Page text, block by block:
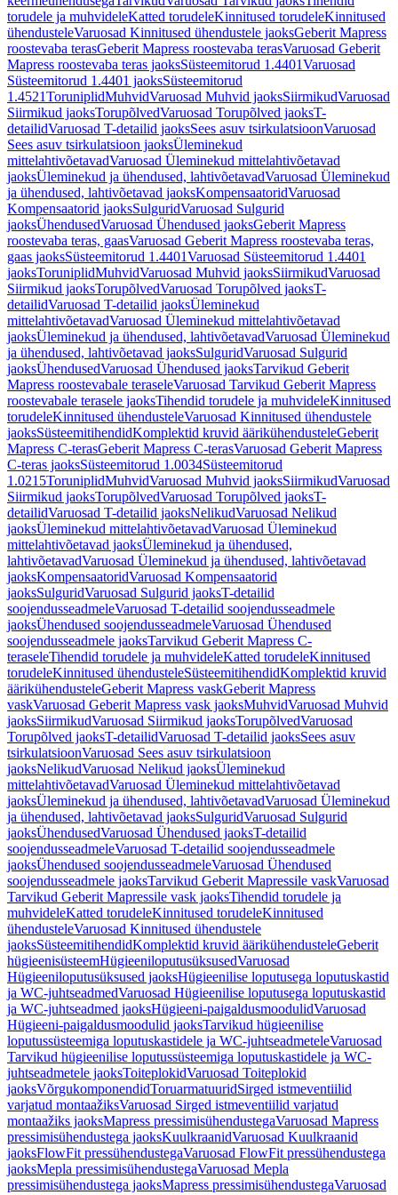
torudele ja muhvideleKatted torudeleKinnitused torudeleKinnitused
ühendusteleVaruosad Kinnitused ühendustele jaoksGeberit Mapress
roostevaba terasGeberit Mapress roostevaba terasVaruosad Geberit
Mapress roostevaba teras jaoksSüsteemitorud 1.4401Varuosad
Süsteemitorud 1.4401 jaoksSüsteemitorud
1.4521ToruniplidMuhvidVaruosad Muhvid jaoksSiirmikudVaruosad
Siirmikud jaoksTorupõlvedVaruosad Torupõlved jaoksT-
detailidVaruosad T-detailid jaoksSees asuv tsirkulatsioonVaruosad
Sees asuv tsirkulatsioon jaoksÜleminekud
mittelahtivõetavadVaruosad Üleminekud mittelahtivõetavad
jaoksÜleminekud ja ühendused, lahtivõetavadVaruosad Üleminekud
ja ühendused, lahtivõetavad jaoksKompensaatoridVaruosad
Kompensaatorid jaoksSulguridVaruosad Sulgurid
jaoksÜhendusedVaruosad Ühendused jaoksGeberit Mapress
roostevaba teras, gaasVaruosad Geberit Mapress roostevaba teras,
gaas jaoksSüsteemitorud 1.4401Varuosad Süsteemitorud 1.4401
jaoksToruniplidMuhvidVaruosad Muhvid jaoksSiirmikudVaruosad
Siirmikud jaoksTorupõlvedVaruosad Torupõlved jaoksT-
detailidVaruosad T-detailid jaoksÜleminekud
mittelahtivõetavadVaruosad Üleminekud mittelahtivõetavad
jaoksÜleminekud ja ühendused, lahtivõetavadVaruosad Üleminekud
ja ühendused, lahtivõetavad jaoksSulguridVaruosad Sulgurid
jaoksÜhendusedVaruosad Ühendused jaoksTarvikud Geberit
Mapress roostevabale teraseleVaruosad Tarvikud Geberit Mapress
roostevabale terasele jaoksTihendid torudele ja muhvideleKinnitused
torudeleKinnitused ühendusteleVaruosad Kinnitused ühendustele
jaoksSüsteemitihendidKomplektid kruvid äärikühendusteleGeberit
Mapress C-terasGeberit Mapress C-terasVaruosad Geberit Mapress
C-teras jaoksSüsteemitorud 1.0034Süsteemitorud
1.0215ToruniplidMuhvidVaruosad Muhvid jaoksSiirmikudVaruosad
Siirmikud jaoksTorupõlvedVaruosad Torupõlved jaoksT-
detailidVaruosad T-detailid jaoksNelikudVaruosad Nelikud
jaoksÜleminekud mittelahtivõetavadVaruosad Üleminekud
mittelahtivõetavad jaoksÜleminekud ja ühendused,
lahtivõetavadVaruosad Üleminekud ja ühendused, lahtivõetavad
jaoksKompensaatoridVaruosad Kompensaatorid
jaoksSulguridVaruosad Sulgurid jaoksT-detailid
soojendusseadmeleVaruosad T-detailid soojendusseadmele
jaoksÜhendused soojendusseadmeleVaruosad Ühendused
soojendusseadmele jaoksTarvikud Geberit Mapress C-
teraseleTihendid torudele ja muhvideleKatted torudeleKinnitused
torudeleKinnitused ühendusteleSüsteemitihendidKomplektid kruvid
äärikühendusteleGeberit Mapress vaskGeberit Mapress
vaskVaruosad Geberit Mapress vask jaoksMuhvidVaruosad Muhvid
jaoksSiirmikudVaruosad Siirmikud jaoksTorupõlvedVaruosad
Torupõlved jaoksT-detailidVaruosad T-detailid jaoksSees asuv
tsirkulatsioonVaruosad Sees asuv tsirkulatsioon
jaoksNelikudVaruosad Nelikud jaoksÜleminekud
mittelahtivõetavadVaruosad Üleminekud mittelahtivõetavad
jaoksÜleminekud ja ühendused, lahtivõetavadVaruosad Üleminekud
ja ühendused, lahtivõetavad jaoksSulguridVaruosad Sulgurid
jaoksÜhendusedVaruosad Ühendused jaoksT-detailid
soojendusseadmeleVaruosad T-detailid soojendusseadmele
jaoksÜhendused soojendusseadmeleVaruosad Ühendused
soojendusseadmele jaoksTarvikud Geberit Mapressile vaskVaruosad
Tarvikud Geberit Mapressile vask jaoksTihendid torudele ja
muhvideleKatted torudeleKinnitused torudeleKinnitused
ühendusteleVaruosad Kinnitused ühendustele
jaoksSüsteemitihendidKomplektid kruvid äärikühendusteleGeberit
hügieenisüsteemHügieeniloputusüksusedVaruosad
Hügieeniloputusüksused jaoksHügieenilise loputusega loputuskastid
ja WC-juhtseadmedVaruosad Hügieenilise loputusega loputuskastid
ja WC-juhtseadmed jaoksHügieeni-paigaldusmoodulidVaruosad
Hügieeni-paigaldusmoodulid jaoksTarvikud hügieenilise
loputussüsteemiga loputuskastidele ja WC-juhtseadmeteleVaruosad
Tarvikud hügieenilise loputussüsteemiga loputuskastidele ja WC-
juhtseadmetele jaoksToiteplokidVaruosad Toiteplokid
jaoksVõrgukomponendidToruarmatuuridSirged istmeventiilid
varjatud montaažiksVaruosad Sirged istmeventiilid varjatud
montaažiks jaoksMapress pressimisühendustegaVaruosad Mapress
pressimisühendustega jaoksKuulkraanidVaruosad Kuulkraanid
jaoksFlowFit pressühendustegaVaruosad FlowFit pressühendustega
jaoksMepla pressimisühendustegaVaruosad Mepla
pressimisühendustega jaoksMapress pressimisühendustegaVaruosad